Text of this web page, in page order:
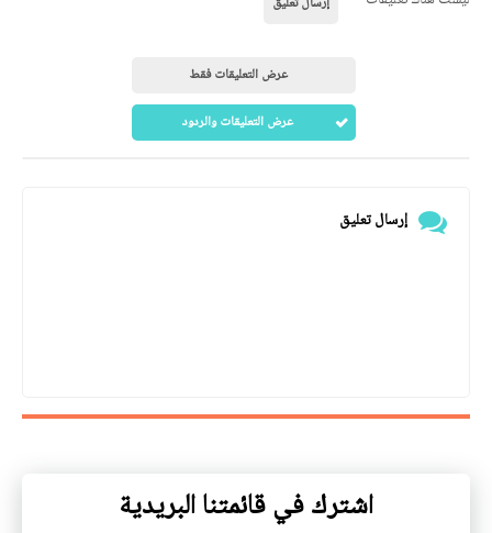
عرض التعليقات فقط
عرض التعليقات والردود
إرسال تعليق
اشترك في قائمتنا البريدية